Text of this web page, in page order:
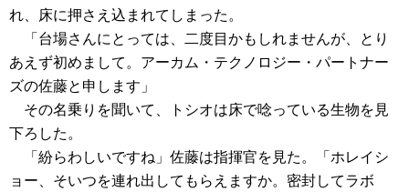
れ、床に押さえ込まれてしまった。
「台場さんにとっては、二度目かもしれませんが、とり
あえず初めまして。アーカム・テクノロジー・パートナー
ズの佐藤と申します」
その名乗りを聞いて、トシオは床で唸っている生物を見
下ろした。
「紛らわしいですね」佐藤は指揮官を見た。「ホレイシ
ョー、そいつを連れ出してもらえますか。密封してラボ